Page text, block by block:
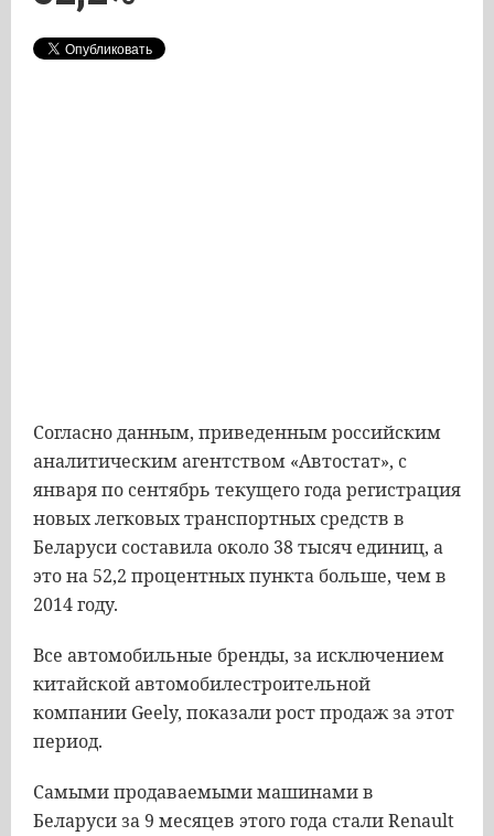
Согласноданным, приведеннымроссийским
аналитическимагентством «Автостат», с
январяпо сентябрь текущегогодарегистрация
новыхлегковыхтранспортных средств в
Беларуси составила около 38тысяч единиц, а
этона 52,2 процентныхпункта больше, чемв
2014году.
Все автомобильные бренды, заисключением
китайскойавтомобилестроительной
компании Geely, показалиростпродажзаэтот
период.
Самымипродаваемымимашинамив
Беларусиза9 месяцев этогогода сталиRenault